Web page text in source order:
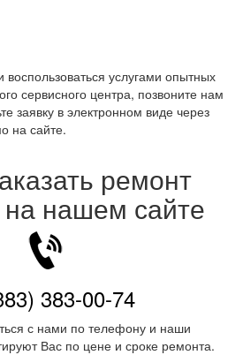
воспользоваться услугами опытных
сервисного центра, позвоните нам
заявку в электронном виде через
на сайте.
ремонт
на нашем сайте
383-00-74
с нами по телефону и наши
Вас по цене и сроке ремонта.